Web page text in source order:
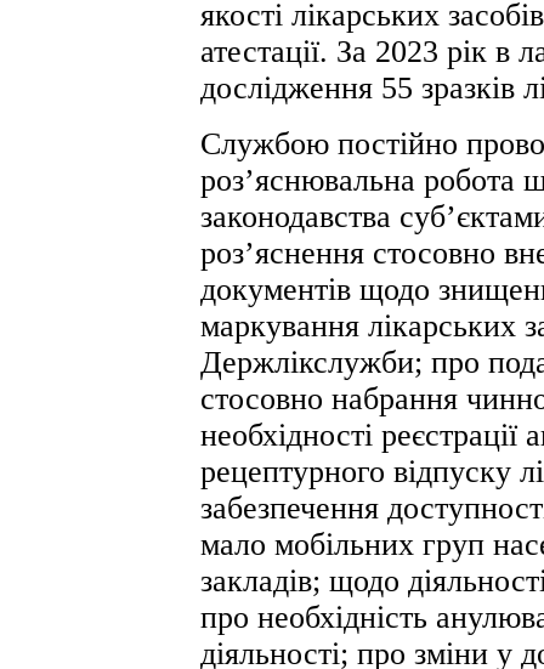
якості лікарських
атестації. За 2023 рік в
дослідження 55 зразків
Службою постійно
роз’яснювальна
законодавства
роз’яснення стосовно
документів щодо
маркування лікарських
Держлікслужби; про
стосовно набрання
необхідності
рецептурного відпуску
забезпечення
мало мобільних груп
закладів; щодо
про необхідність
діяльності; про зміни у